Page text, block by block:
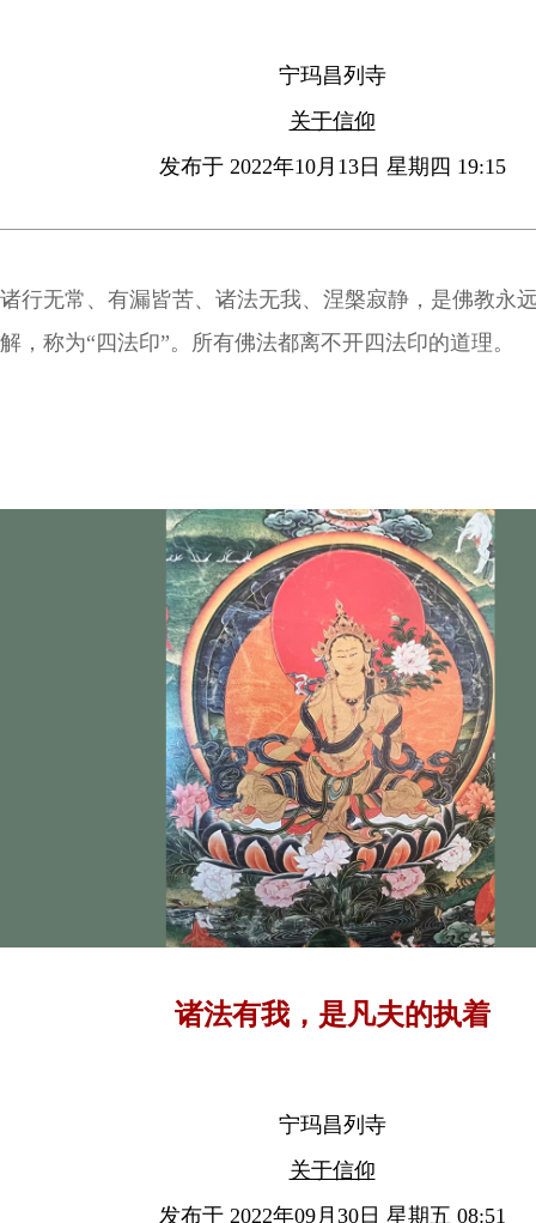
宁玛昌列寺
关于信仰
发布于 2022年10月13日 星期四 19:15
诸行无常、有漏皆苦、诸法无我、涅槃寂静，是佛教永
解，称为“四法印”。所有佛法都离不开四法印的道理。
诸法有我，是凡夫的执着
宁玛昌列寺
关于信仰
发布于 2022年09月30日 星期五 08:51